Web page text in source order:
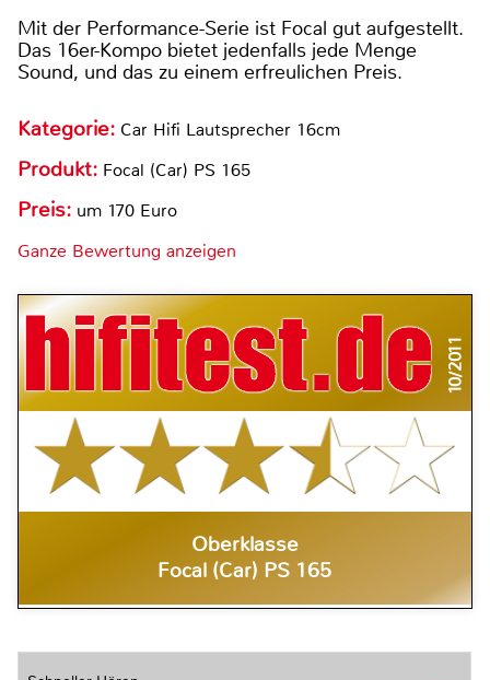
Mit der Performance-Serie ist Focal gut aufgestellt.
Das 16er-Kompo bietet jedenfalls jede Menge
Sound, und das zu einem erfreulichen Preis.
Kategorie: Car Hifi Lautsprecher 16cm
Produkt: Focal (Car) PS 165
Preis: um 170 Euro
Ganze Bewertung anzeigen
10/2011
Oberklasse
Focal (Car) PS 165